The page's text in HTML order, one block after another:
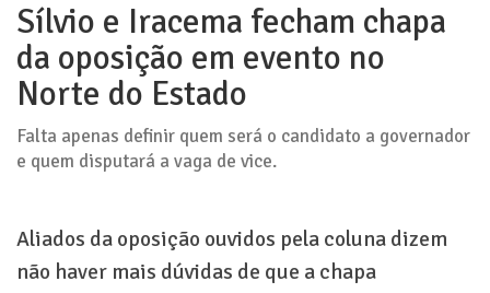
Sílvio e Iracema fecham chapa
da oposição em evento no
Norte do Estado
Falta apenas definir quem será o candidato a governador
e quem disputará a vaga de vice.
Aliados da oposição ouvidos pela coluna dizem
não haver mais dúvidas de que a chapa